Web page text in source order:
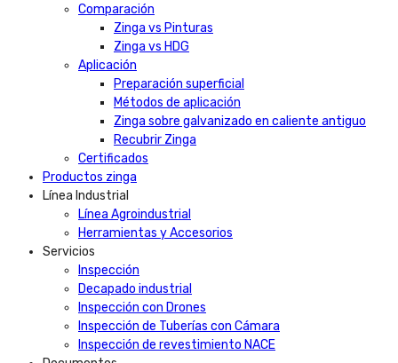
Comparación
Zinga vs Pinturas
Zinga vs HDG
Aplicación
Preparación superficial
Métodos de aplicación
Zinga sobre galvanizado en caliente antiguo
Recubrir Zinga
Certificados
Productos zinga
Línea Industrial
Línea Agroindustrial
Herramientas y Accesorios
Servicios
Inspección
Decapado industrial
Inspección con Drones
Inspección de Tuberías con Cámara
Inspección de revestimiento NACE